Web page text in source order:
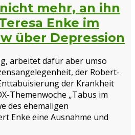
mehr, an ihn
Enke im
über Depression
arbeitet dafür aber umso
der Robert-
der Krankheit
Themenwoche „Tabus im
des ehemaligen
Enke eine Ausnahme und